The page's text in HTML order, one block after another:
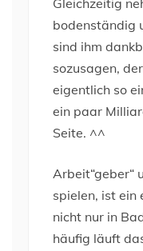
Gleichzeitig
bodenständig
sind ihm
sozusagen,
eigentlich so
ein paar
Seite. ^^
Arbeit“geber“
spielen, ist ein
nicht nur in
häufig läuft